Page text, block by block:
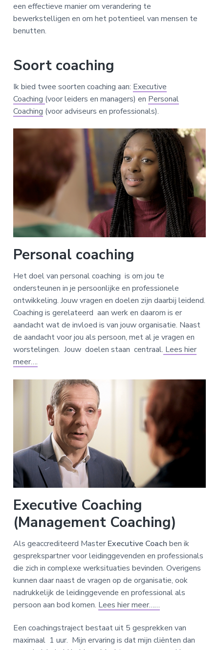
een effectieve manier om verandering te
bewerkstelligen en om het potentieel van mensen te
benutten.
Soort coaching
Ik bied twee soorten coaching aan: Executive
Coaching (voor leiders en managers) en Personal
Coaching (voor adviseurs en professionals).
Personal coaching
Het doel van personal coaching is om jou te
ondersteunen in je persoonlijke en professionele
ontwikkeling. Jouw vragen en doelen zijn daarbij leidend.
Coaching is gerelateerd aan werk en daarom is er
aandacht wat de invloed is van jouw organisatie. Naast
de aandacht voor jou als persoon, met al je vragen en
worstelingen. Jouw doelen staan centraal. Lees hier
meer….
Executive Coaching
(Management Coaching)
Als geaccrediteerd Master Executive Coach ben ik
gesprekspartner voor leidinggevenden en professionals
die zich in complexe werksituaties bevinden. Overigens
kunnen daar naast de vragen op de organisatie, ook
nadrukkelijk de leidinggevende en professional als
persoon aan bod komen. Lees hier meer……
Een coachingstraject bestaat uit 5 gesprekken van
maximaal 1 uur. Mijn ervaring is dat mijn cliënten dan